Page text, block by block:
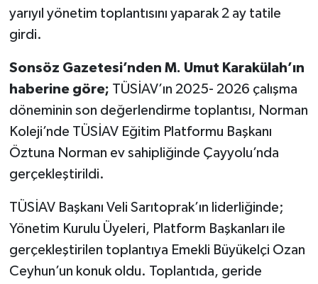
yarıyıl yönetim toplantısını yaparak 2 ay tatile
girdi.
Sonsöz Gazetesi’nden M. Umut Karakülah’ın
haberine göre; TÜSİAV’ın 2025- 2026 çalışma
döneminin son değerlendirme toplantısı, Norman
Koleji’nde TÜSİAV Eğitim Platformu Başkanı
Öztuna Norman ev sahipliğinde Çayyolu’nda
gerçekleştirildi.
TÜSİAV Başkanı Veli Sarıtoprak’ın liderliğinde;
Yönetim Kurulu Üyeleri, Platform Başkanları ile
gerçekleştirilen toplantıya Emekli Büyükelçi Ozan
Ceyhun’un konuk oldu. Toplantıda, geride